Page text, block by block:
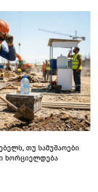
თუ სამუშაოები
ხორციელდება